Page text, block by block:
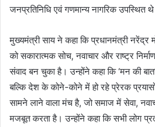
जनप्रतिनिधि एवं गणमान्य नागरिक उपस्थित
मुख्यमंत्री साय ने कहा कि प्रधानमंत्री नरेंद्र
को सकारात्मक सोच, नवाचार और राष्ट्र
संवाद बन चुका है। उन्होंने कहा कि ‘मन की
बल्कि देश के कोने-कोने में हो रहे प्रेरक
सामने लाने वाला मंच है, जो समाज में सेवा,
मजबूत करता है। उन्होंने कहा कि सभी लोग